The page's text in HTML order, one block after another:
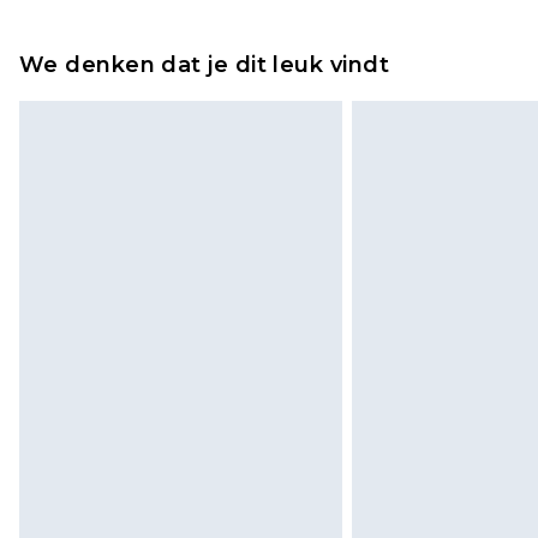
wordt gebracht op uw
We denken dat je dit leuk vindt